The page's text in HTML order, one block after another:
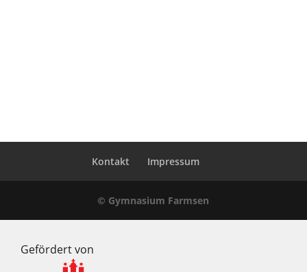
Kontakt Impressum
© Gymnasium Farmsen
Gefördert von